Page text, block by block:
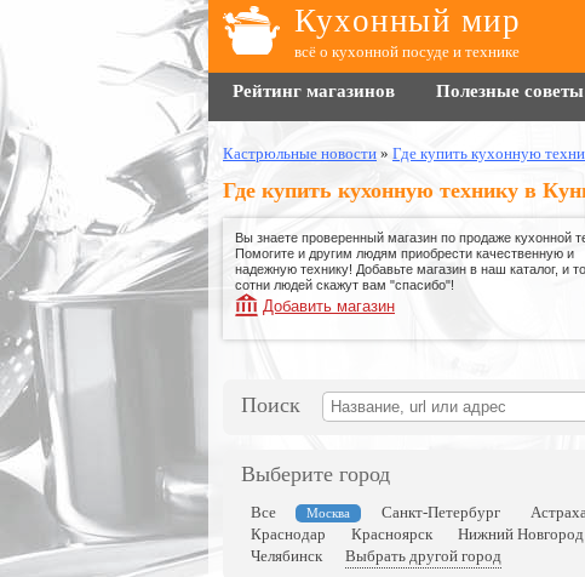
Кухонный мир
всё о кухонной посуде и технике
Рейтинг магазинов Полезные советы
Кастрюльные новости » Где купить кухонную
Где купить кухонную технику в
Вы знаете проверенный магазин по продаже кухонной
Помогите и другим людям приобрести качественную и
надежную технику! Добавьте магазин в наш каталог, и
сотни людей скажут вам "спасибо"!
Добавить магазин
Поиск
Выберите город
Все Москва Санкт-Петербург
Краснодар
Красноярск Нижний Новгород
Челябинск
Выбрать другой город